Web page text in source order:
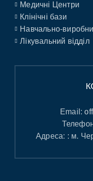
Медичні Центри
Клінічні бази
Навчально-
Лікувальний відділ
Email:
Адреса: : м.